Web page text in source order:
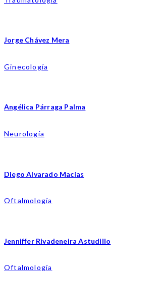
Jorge Chávez Mera
Ginecología
Angélica Párraga Palma
Neurología
Diego Alvarado Macías
Oftalmología
Jenniffer Rivadeneira Astudillo
Oftalmología